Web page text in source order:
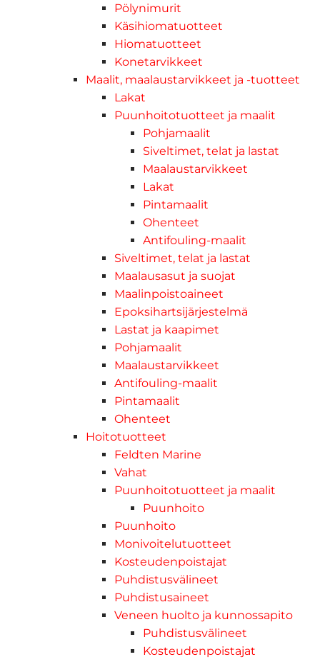
Pölynimurit
Käsihiomatuotteet
Hiomatuotteet
Konetarvikkeet
Maalit, maalaustarvikkeet ja -tuotteet
Lakat
Puunhoitotuotteet ja maalit
Pohjamaalit
Siveltimet, telat ja lastat
Maalaustarvikkeet
Lakat
Pintamaalit
Ohenteet
Antifouling-maalit
Siveltimet, telat ja lastat
Maalausasut ja suojat
Maalinpoistoaineet
Epoksihartsijärjestelmä
Lastat ja kaapimet
Pohjamaalit
Maalaustarvikkeet
Antifouling-maalit
Pintamaalit
Ohenteet
Hoitotuotteet
Feldten Marine
Vahat
Puunhoitotuotteet ja maalit
Puunhoito
Puunhoito
Monivoitelutuotteet
Kosteudenpoistajat
Puhdistusvälineet
Puhdistusaineet
Veneen huolto ja kunnossapito
Puhdistusvälineet
Kosteudenpoistajat